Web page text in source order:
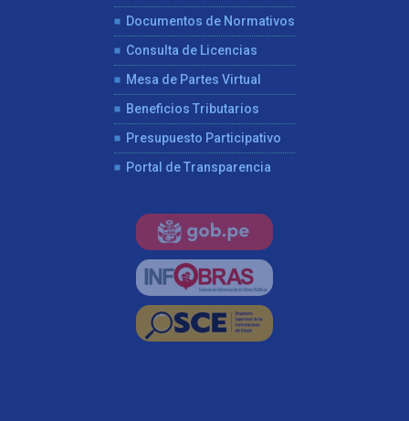
Documentos de Normativos
Consulta de Licencias
Mesa de Partes Virtual
Beneficios Tributarios
Presupuesto Participativo
Portal de Transparencia